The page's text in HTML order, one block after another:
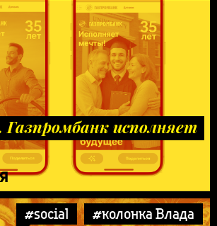
Газпромбанк исполняет
#social
#колонка Влада